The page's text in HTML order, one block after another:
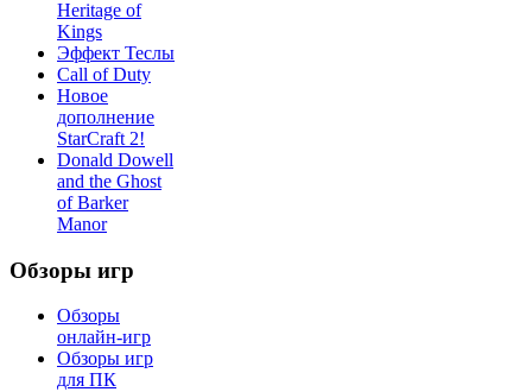
Heritage of
Kings
Эффект Теслы
Call of Duty
Новое
дополнение
StarCraft 2!
Donald Dowell
and the Ghost
of Barker
Manor
Обзоры игр
Обзоры
онлайн-игр
Обзоры игр
для ПК